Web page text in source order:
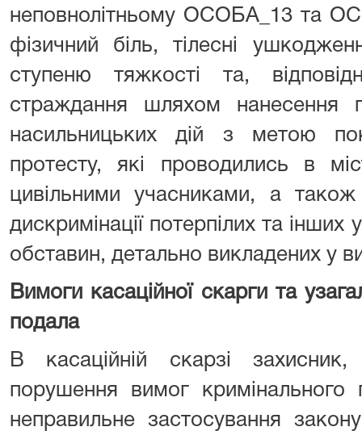
неповнолітньому ОСОБА_13 та
фізичний біль, тілесні
ступеню тяжкості та,
страждання шляхом нанесення
насильницьких дій з метою
протесту, які проводились в
цивільними учасниками, а
дискримінації потерпілих та інших
обставин, детально викладених у
Вимоги касаційної скарги та
подала
В касаційній скарзі
порушення вимог кримінального
неправильне застосування